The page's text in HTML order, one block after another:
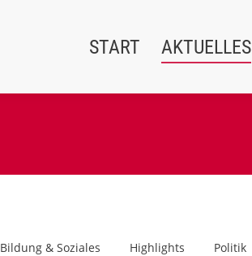
START AKTUELLES
Bildung & Soziales Highlights Politik